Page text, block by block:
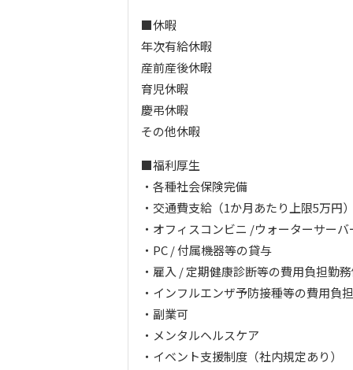
■休暇
年次有給休暇
産前産後休暇
育児休暇
慶弔休暇
その他休暇
■福利厚生
・各種社会保険完備
・交通費支給（1か月あたり上限5万円）
・オフィスコンビニ /ウォーターサーバ
・PC / 付属機器等の貸与
・雇入 / 定期健康診断等の費用負担勤
・インフルエンザ予防接種等の費用負担
・副業可
・メンタルヘルスケア
・イベント支援制度（社内規定あり）